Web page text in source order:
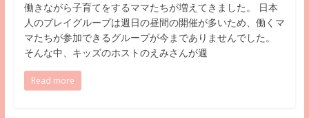
働きながら子育てをするママたちが増えてきました。 日本
人のプレイグループは週日の昼間の開催が多いため、働くマ
マたちが参加できるグループが今までありませんでした。
そんな中、キッズのホストのえみさんが週
Read more